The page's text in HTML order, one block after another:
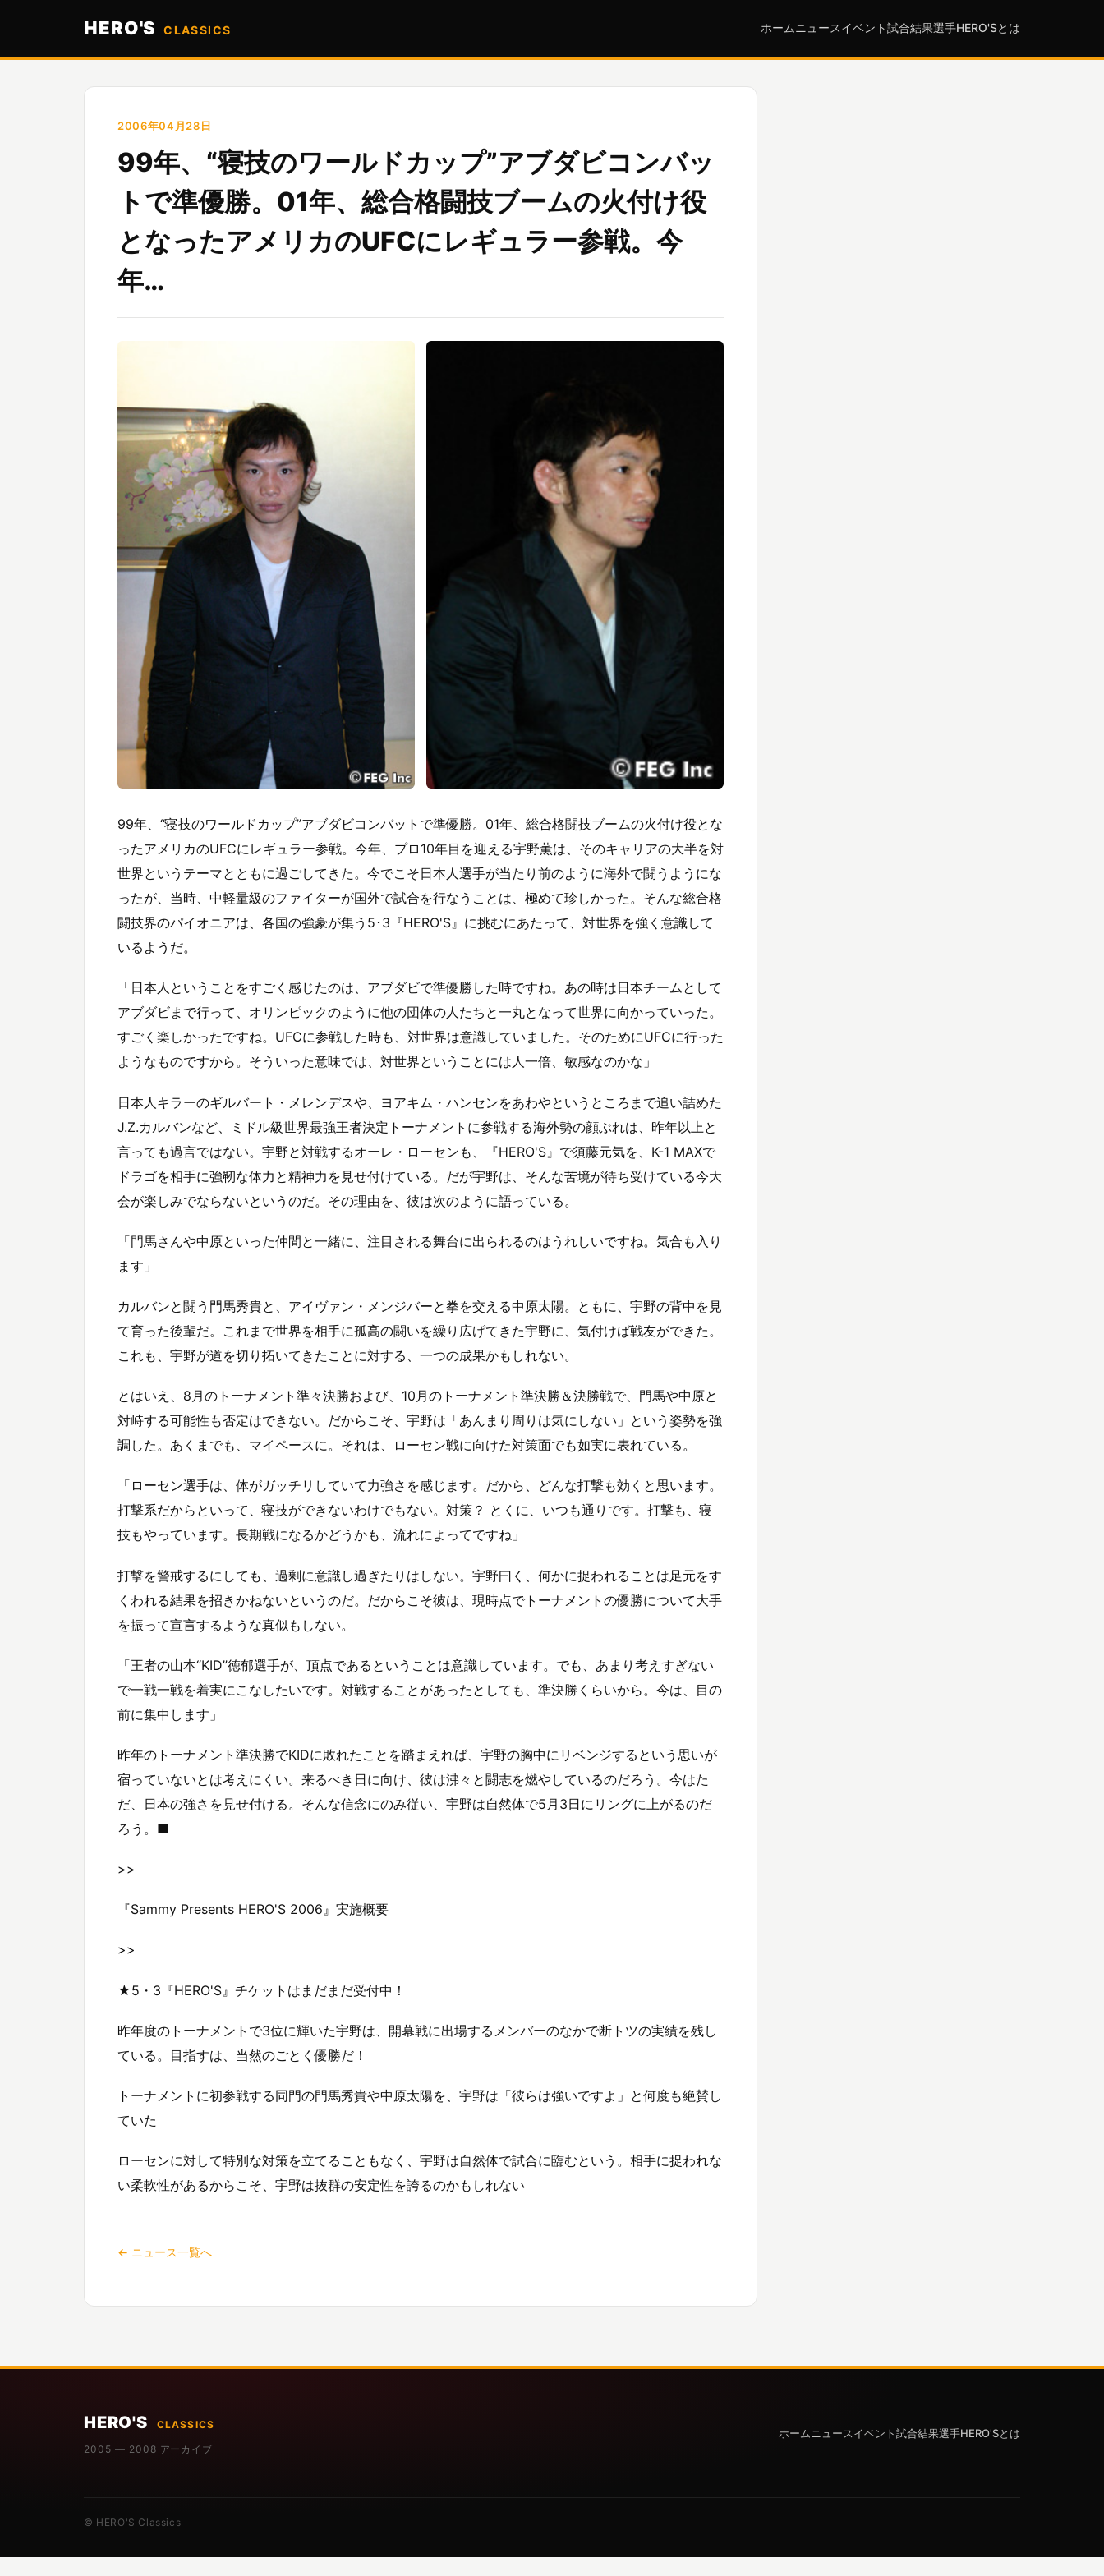
HERO'S CLASSICS ホーム ニュースイベント試合結果選手HERO'Sとは
2006年04月28日
99年、“寝技のワールドカップ”アブダビコンバッ
トで準優勝。01年、総合格闘技ブームの火付け役
となったアメリカのUFCにレギュラー参戦。今
年…
99年、“寝技のワールドカップ”アブダビコンバットで準優勝。01年、総合格闘技ブームの火付け役とな
ったアメリカのUFCにレギュラー参戦。今年、プロ10年目を迎える宇野薫は、そのキャリアの大半を対
世界というテーマとともに過ごしてきた。今でこそ日本人選手が当たり前のように海外で闘うようにな
ったが、当時、中軽量級のファイターが国外で試合を行なうことは、極めて珍しかった。そんな総合格
闘技界のパイオニアは、各国の強豪が集う5･3『HERO'S』に挑むにあたって、対世界を強く意識して
いるようだ。
「日本人ということをすごく感じたのは、アブダビで準優勝した時ですね。あの時は日本チームとして
アブダビまで行って、オリンピックのように他の団体の人たちと一丸となって世界に向かっていった。
すごく楽しかったですね。UFCに参戦した時も、対世界は意識していました。そのためにUFCに行った
ようなものですから。そういった意味では、対世界ということには人一倍、敏感なのかな」
日本人キラーのギルバート・メレンデスや、ヨアキム・ハンセンをあわやというところまで追い詰めた
J.Z.カルバンなど、ミドル級世界最強王者決定トーナメントに参戦する海外勢の顔ぶれは、昨年以上と
言っても過言ではない。宇野と対戦するオーレ・ローセンも、『HERO'S』で須藤元気を、K-1 MAXで
ドラゴを相手に強靭な体力と精神力を見せ付けている。だが宇野は、そんな苦境が待ち受けている今大
会が楽しみでならないというのだ。その理由を、彼は次のように語っている。
「門馬さんや中原といった仲間と一緒に、注目される舞台に出られるのはうれしいですね。気合も入り
ます」
カルバンと闘う門馬秀貴と、アイヴァン・メンジバーと拳を交える中原太陽。ともに、宇野の背中を見
て育った後輩だ。これまで世界を相手に孤高の闘いを繰り広げてきた宇野に、気付けば戦友ができた。
これも、宇野が道を切り拓いてきたことに対する、一つの成果かもしれない。
とはいえ、8月のトーナメント準々決勝および、10月のトーナメント準決勝＆決勝戦で、門馬や中原と
対峙する可能性も否定はできない。だからこそ、宇野は「あんまり周りは気にしない」という姿勢を強
調した。あくまでも、マイペースに。それは、ローセン戦に向けた対策面でも如実に表れている。
「ローセン選手は、体がガッチリしていて力強さを感じます。だから、どんな打撃も効くと思います。
打撃系だからといって、寝技ができないわけでもない。対策？ とくに、いつも通りです。打撃も、寝
技もやっています。長期戦になるかどうかも、流れによってですね」
打撃を警戒するにしても、過剰に意識し過ぎたりはしない。宇野曰く、何かに捉われることは足元をす
くわれる結果を招きかねないというのだ。だからこそ彼は、現時点でトーナメントの優勝について大手
を振って宣言するような真似もしない。
「王者の山本“KID”徳郁選手が、頂点であるということは意識しています。でも、あまり考えすぎない
で一戦一戦を着実にこなしたいです。対戦することがあったとしても、準決勝くらいから。今は、目の
前に集中します」
昨年のトーナメント準決勝でKIDに敗れたことを踏まえれば、宇野の胸中にリベンジするという思いが
宿っていないとは考えにくい。来るべき日に向け、彼は沸々と闘志を燃やしているのだろう。今はた
だ、日本の強さを見せ付ける。そんな信念にのみ従い、宇野は自然体で5月3日にリングに上がるのだ
ろう。■
>>
『Sammy Presents HERO'S 2006』実施概要
>>
★5・3『HERO'S』チケットはまだまだ受付中！
昨年度のトーナメントで3位に輝いた宇野は、開幕戦に出場するメンバーのなかで断トツの実績を残し
ている。目指すは、当然のごとく優勝だ！
トーナメントに初参戦する同門の門馬秀貴や中原太陽を、宇野は「彼らは強いですよ」と何度も絶賛し
ていた
ローセンに対して特別な対策を立てることもなく、宇野は自然体で試合に臨むという。相手に捉われな
い柔軟性があるからこそ、宇野は抜群の安定性を誇るのかもしれない
← ニュース一覧へ
HERO'S
CLASSICS
2005 — 2008 アーカイブ
ホームニュースイベント試合結果選手HERO'Sとは
© HERO'S Classics